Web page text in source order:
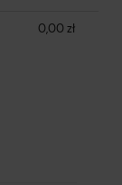
0,00 zł